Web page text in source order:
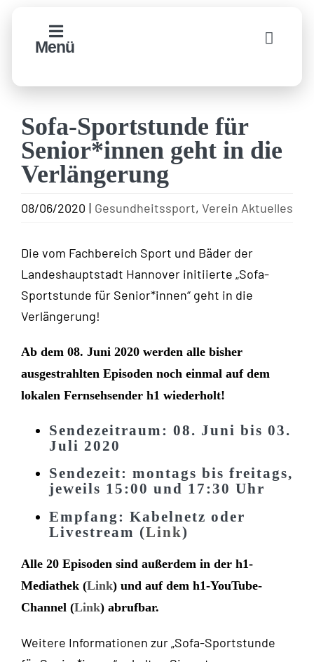
springenMenü
Sofa-Sportstunde für
Senior*innen geht in die
Verlängerung
08/06/2020 | Gesundheitssport, Verein Aktuelles
Die vom Fachbereich Sport und Bäder der
Landeshauptstadt Hannover initiierte „Sofa-
Sportstunde für Senior*innen“ geht in die
Verlängerung!
Ab dem 08. Juni 2020 werden alle bisher
ausgestrahlten Episoden noch einmal auf dem
lokalen Fernsehsender h1 wiederholt!
Sendezeitraum: 08. Juni bis 03.
Juli 2020
Sendezeit: montags bis freitags,
jeweils 15:00 und 17:30 Uhr
Empfang: Kabelnetz oder
Livestream (Link)
Alle 20 Episoden sind außerdem in der h1-
Mediathek (Link) und auf dem h1-YouTube-
Channel (Link) abrufbar.
Weitere Informationen zur „Sofa-Sportstunde